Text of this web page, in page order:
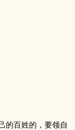
的百姓的，要领自